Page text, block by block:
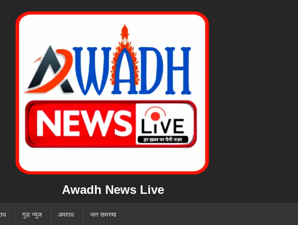
Awadh News Live
गुड न्यूज अपराध जन समस्या